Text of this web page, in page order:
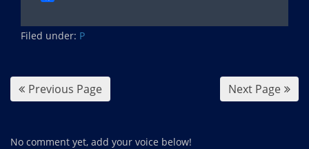
c
e
o
k
Filed under: P
Previous Page Next Page
No comment yet, add your voice below!